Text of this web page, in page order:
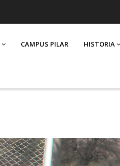
CAMPUS PILAR HISTORIA